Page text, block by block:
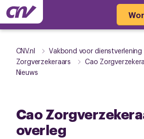
CNV.nl
Vakbond voor dienstverlening
Zorgverzekeraars
Cao
Nieuws
Cao
overleg